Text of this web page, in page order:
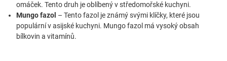
omáček. Tento druh je oblíbený v středomořské kuchyni.
Mungo fazol – Tento fazol je známý svými klíčky, které jsou
populární v asijské kuchyni. Mungo fazol má vysoký obsah
bílkovin a vitamínů.